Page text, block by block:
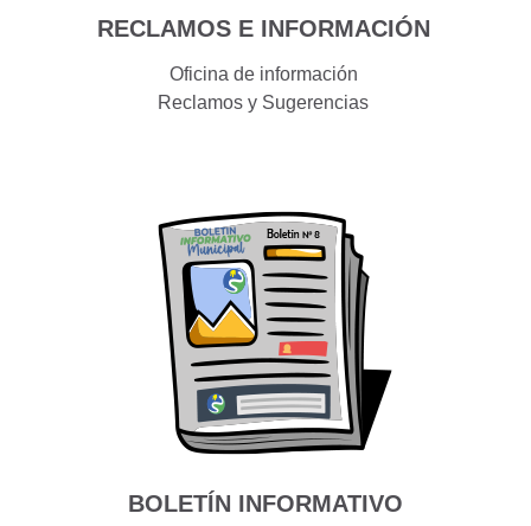
RECLAMOS E INFORMACIÓN
Oficina de información
Reclamos y Sugerencias
BOLETÍN INFORMATIVO